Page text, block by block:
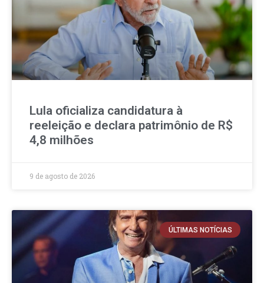
Lula oficializa candidatura à
reeleição e declara patrimônio de R$
4,8 milhões
9 de agosto de 2026
ÚLTIMAS NOTÍCIAS